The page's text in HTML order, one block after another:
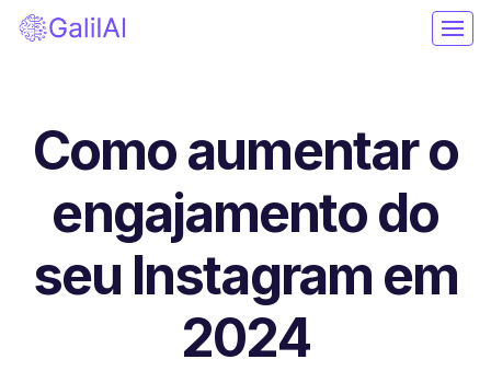
Como aumentar o
engajamento do
seu Instagram em
2024